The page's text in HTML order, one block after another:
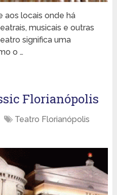
aos locais onde há
musicais e outras
significa uma
o …
Florianópolis
Teatro Florianópolis